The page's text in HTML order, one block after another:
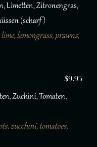
Limetten, Zitronengras,
(scharf )
lemongrass, prawns,
$9.95
Zuchini, Tomaten,
zucchini, tomatoes,